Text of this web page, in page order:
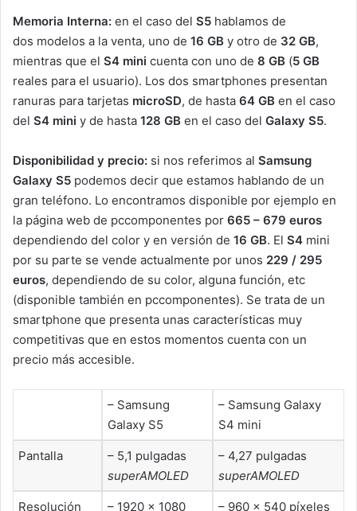
Memoria Interna: en el caso del S5 hablamos de
dos modelos a la venta, uno de 16 GB y otro de 32 GB,
mientras que el S4 mini cuenta con uno de 8 GB (5 GB
reales para el usuario). Los dos smartphones presentan
ranuras para tarjetas microSD, de hasta 64 GB en el caso
del S4 mini y de hasta 128 GB en el caso del Galaxy S5.
Disponibilidad y precio: si nos referimos al Samsung
Galaxy S5 podemos decir que estamos hablando de un
gran teléfono. Lo encontramos disponible por ejemplo en
la página web de pccomponentes por 665 – 679 euros
dependiendo del color y en versión de 16 GB. El S4 mini
por su parte se vende actualmente por unos 229 / 295
euros, dependiendo de su color, alguna función, etc
(disponible también en pccomponentes). Se trata de un
smartphone que presenta unas características muy
competitivas que en estos momentos cuenta con un
precio más accesible.
– Samsung
Galaxy S5
– Samsung Galaxy
S4 mini
Pantalla
– 5,1 pulgadas
superAMOLED
– 4,27 pulgadas
superAMOLED
Resolución
– 1920 × 1080
– 960 × 540 píxeles